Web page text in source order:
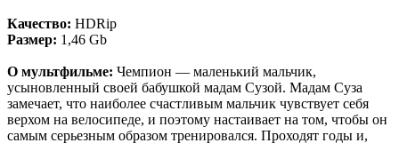
Качество: HDRip
Размер: 1,46 Gb
О мультфильме: Чемпион — маленький мальчик,
усыновленный своей бабушкой мадам Сузой. Мадам Суза
замечает, что наиболее счастливым мальчик чувствует себя
верхом на велосипеде, и поэтому настаивает на том, чтобы он
самым серьезным образом тренировался. Проходят годы и,